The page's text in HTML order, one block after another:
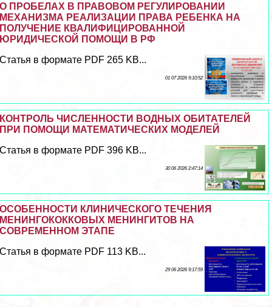
О ПРОБЕЛАХ В ПРАВОВОМ РЕГУЛИРОВАНИИ
МЕХАНИЗМА РЕАЛИЗАЦИИ ПРАВА РЕБЕНКА НА
ПОЛУЧЕНИЕ КВАЛИФИЦИРОВАННОЙ
ЮРИДИЧЕСКОЙ ПОМОЩИ В РФ
Статья в формате PDF 265 KB...
01 07 2026 9:10:52
КОНТРОЛЬ ЧИСЛЕННОСТИ ВОДНЫХ ОБИТАТЕЛЕЙ
ПРИ ПОМОЩИ МАТЕМАТИЧЕСКИХ МОДЕЛЕЙ
Статья в формате PDF 396 KB...
30 06 2026 2:47:14
ОСОБЕННОСТИ КЛИНИЧЕСКОГО ТЕЧЕНИЯ
МЕНИНГОКОККОВЫХ МЕНИНГИТОВ НА
СОВРЕМЕННОМ ЭТАПЕ
Статья в формате PDF 113 KB...
29 06 2026 9:17:59